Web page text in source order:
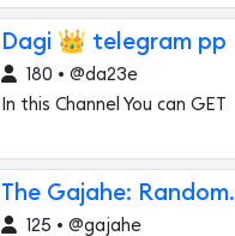
Dagi 👑 telegram pp
180 • @da23e
In this Channel You can GET
The Gajahe: Random.
125 • @gajahe